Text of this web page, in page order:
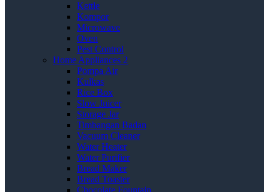
Kettle
Kompor
Microwave
Oven
Pest Control
Home Appliances 2
Pompa Air
Kulkas
Rice Box
Slow Juicer
Storage Jar
Timbangan Badan
Vacuum Cleaner
Water Heater
Water Purifier
Bread Maker
Bread Toaster
Chocolate Fountain